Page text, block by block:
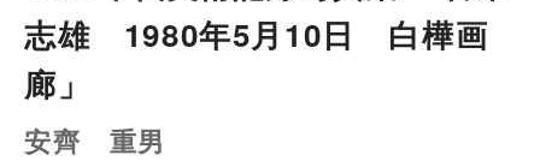
志雄 1980年5月10日 白樺画
廊」
安齊 重男